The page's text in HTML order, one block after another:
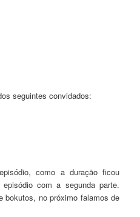
seguintes convidados:
como a duração ficou
com a segunda parte.
bokutos, no próximo falamos de